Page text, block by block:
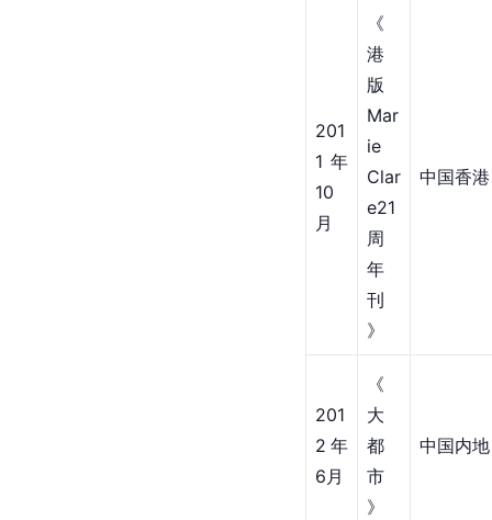
201
1年
10
月
《
港
版
Mar
ie
Clar
e21
周
年
刊
》
中国香港
201
2年
6月
《
大
都
市
》
中国内地